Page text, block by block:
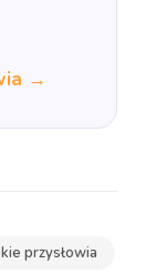
→
przysłowia